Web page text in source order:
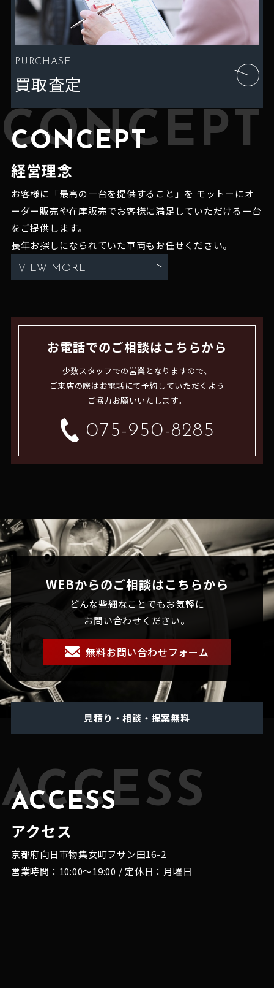
PURCHASE
買取査定
CONCEPT
CONCEPT
経営理念
お客様に「最高の一台を提供すること」を モットーにオ
ーダー販売や在庫販売でお客様に満足していただける一台
をご提供します。
長年お探しになられていた車両もお任せください。
VIEW MORE
お電話でのご相談はこちらから
少数スタッフでの営業となりますので、
ご来店の際はお電話にて予約していただくよう
ご協力お願いいたします。
075-950-8285
WEBからのご相談はこちらから
どんな些細なことでもお気軽に
お問い合わせください。
無料お問い合わせフォーム
見積り・相談・提案無料
ACCESS
ACCESS
アクセス
京都府向日市物集女町ヲサン田16-2
営業時間：10:00～19:00 / 定休日：月曜日